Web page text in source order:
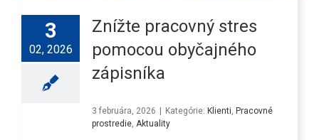
3
02, 2026
Znížte pracovný stres
pomocou obyčajného
zápisníka
3 februára, 2026 | Kategórie: Klienti Pracovné
prostredie Aktuality